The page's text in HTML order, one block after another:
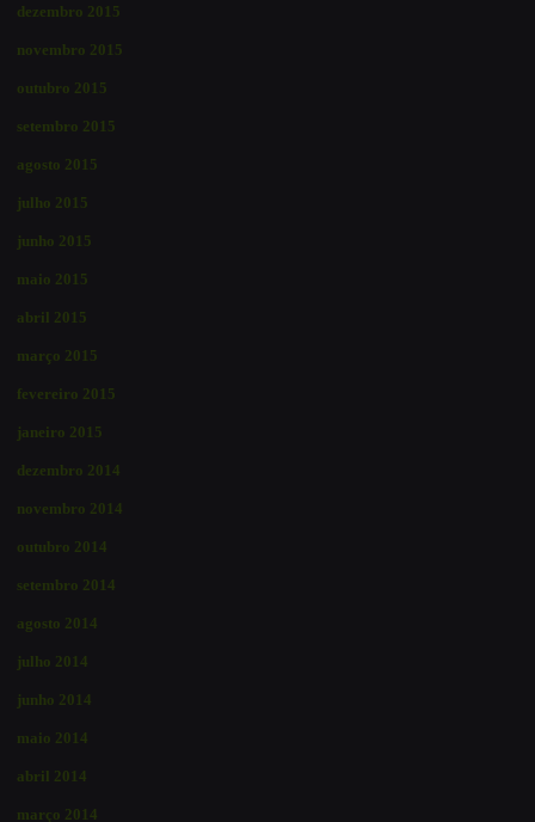
dezembro 2015
novembro 2015
outubro 2015
setembro 2015
agosto 2015
julho 2015
junho 2015
maio 2015
abril 2015
março 2015
fevereiro 2015
janeiro 2015
dezembro 2014
novembro 2014
outubro 2014
setembro 2014
agosto 2014
julho 2014
junho 2014
maio 2014
abril 2014
março 2014